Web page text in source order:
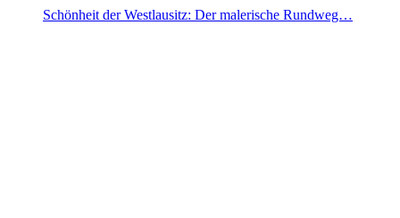
Schönheit der Westlausitz: Der malerische Rundweg…